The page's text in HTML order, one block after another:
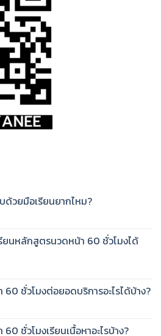
ด้วยมือเรียนยากไหม?
ยนหลักสูตรนวดหน้า 60 ชั่วโมงได้
ชั่วโมงต่อยอดบริการอะไรได้บ้าง?
ชั่วโมงเรียนเนื้อหาอะไรบ้าง?